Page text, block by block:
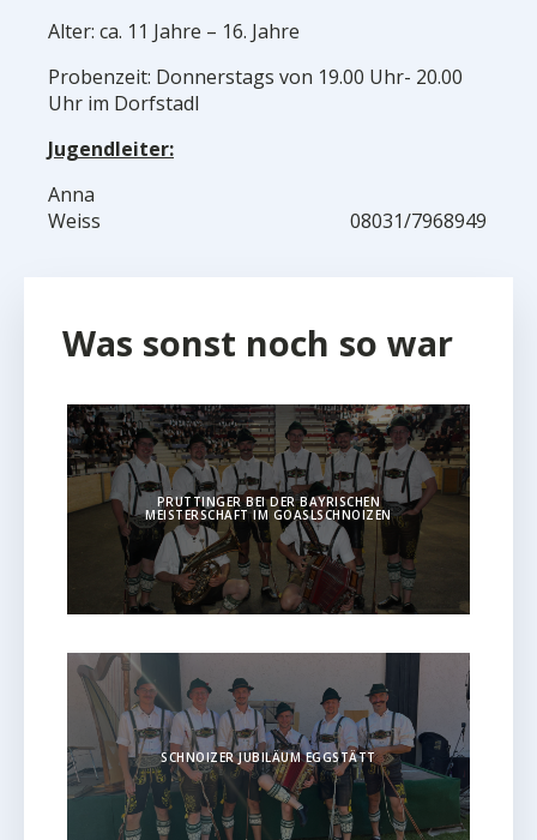
Alter: ca. 11 Jahre – 16. Jahre
Probenzeit: Donnerstags von 19.00 Uhr- 20.00
Uhr im Dorfstadl
Jugendleiter:
Anna
Weiss 08031/7968949
Was sonst noch so war
PRUTTINGER BEI DER BAYRISCHEN
MEISTERSCHAFT IM GOASLSCHNOIZEN
SCHNOIZER JUBILÄUM EGGSTÄTT